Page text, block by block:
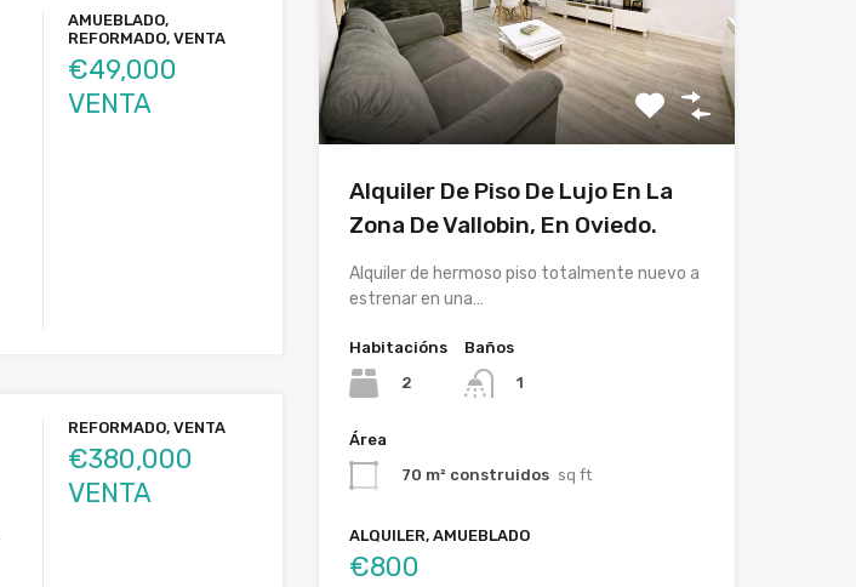
AMUEBLADO,
REFORMADO, VENTA
€49,000
VENTA
REFORMADO, VENTA
€380,000
VENTA
Alquiler De Piso De Lujo En La
Zona De Vallobin, En Oviedo.
Alquiler de hermoso piso totalmente nuevo a
estrenar en una…
Habitacións
2
Baños
1
Área
70 m² construidos sq ft
ALQUILER, AMUEBLADO
€800